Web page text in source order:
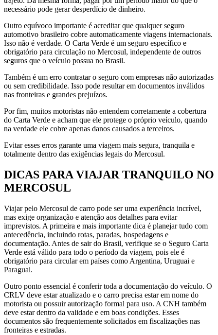
necessário pode gerar desperdício de dinheiro.
Outro equívoco importante é acreditar que qualquer seguro
automotivo brasileiro cobre automaticamente viagens internacionais.
Isso não é verdade. O Carta Verde é um seguro específico e
obrigatório para circulação no Mercosul, independente de outros
seguros que o veículo possua no Brasil.
Também é um erro contratar o seguro com empresas não autorizadas
ou sem credibilidade. Isso pode resultar em documentos inválidos
nas fronteiras e grandes prejuízos.
Por fim, muitos motoristas não entendem corretamente a cobertura
do Carta Verde e acham que ele protege o próprio veículo, quando
na verdade ele cobre apenas danos causados a terceiros.
Evitar esses erros garante uma viagem mais segura, tranquila e
totalmente dentro das exigências legais do Mercosul.
DICAS PARA VIAJAR TRANQUILO NO
MERCOSUL
Viajar pelo Mercosul de carro pode ser uma experiência incrível,
mas exige organização e atenção aos detalhes para evitar
imprevistos. A primeira e mais importante dica é planejar tudo com
antecedência, incluindo rotas, paradas, hospedagens e
documentação. Antes de sair do Brasil, verifique se o Seguro Carta
Verde está válido para todo o período da viagem, pois ele é
obrigatório para circular em países como Argentina, Uruguai e
Paraguai.
Outro ponto essencial é conferir toda a documentação do veículo. O
CRLV deve estar atualizado e o carro precisa estar em nome do
motorista ou possuir autorização formal para uso. A CNH também
deve estar dentro da validade e em boas condições. Esses
documentos são frequentemente solicitados em fiscalizações nas
fronteiras e estradas.